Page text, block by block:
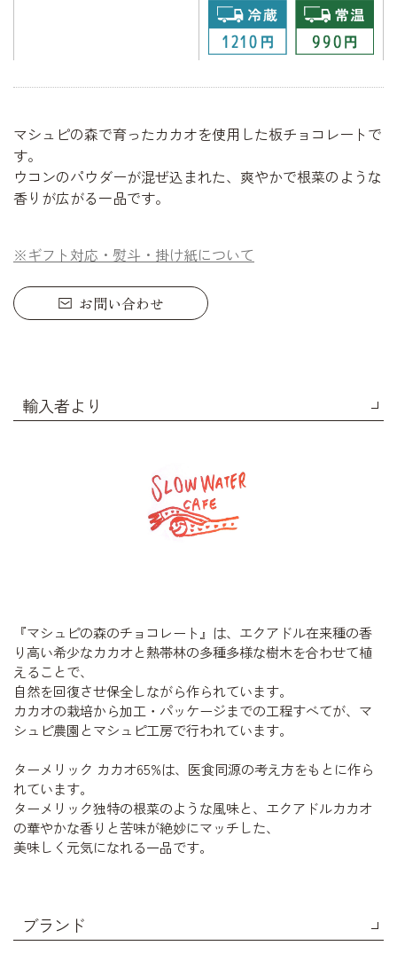
マシュピの森で育ったカカオを使用した板チョコレートで
す。
ウコンのパウダーが混ぜ込まれた、爽やかで根菜のような
香りが広がる一品です。
※ギフト対応・熨斗・掛け紙について
お問い合わせ
輸入者より
『マシュピの森のチョコレート』は、エクアドル在来種の香
り高い希少なカカオと熱帯林の多種多様な樹木を合わせて植
えることで、
自然を回復させ保全しながら作られています。
カカオの栽培から加工・パッケージまでの工程すべてが、マ
シュピ農園とマシュピ工房で行われています。
ターメリック カカオ65%は、医食同源の考え方をもとに作ら
れています。
ターメリック独特の根菜のような風味と、エクアドルカカオ
の華やかな香りと苦味が絶妙にマッチした、
美味しく元気になれる一品です。
ブランド